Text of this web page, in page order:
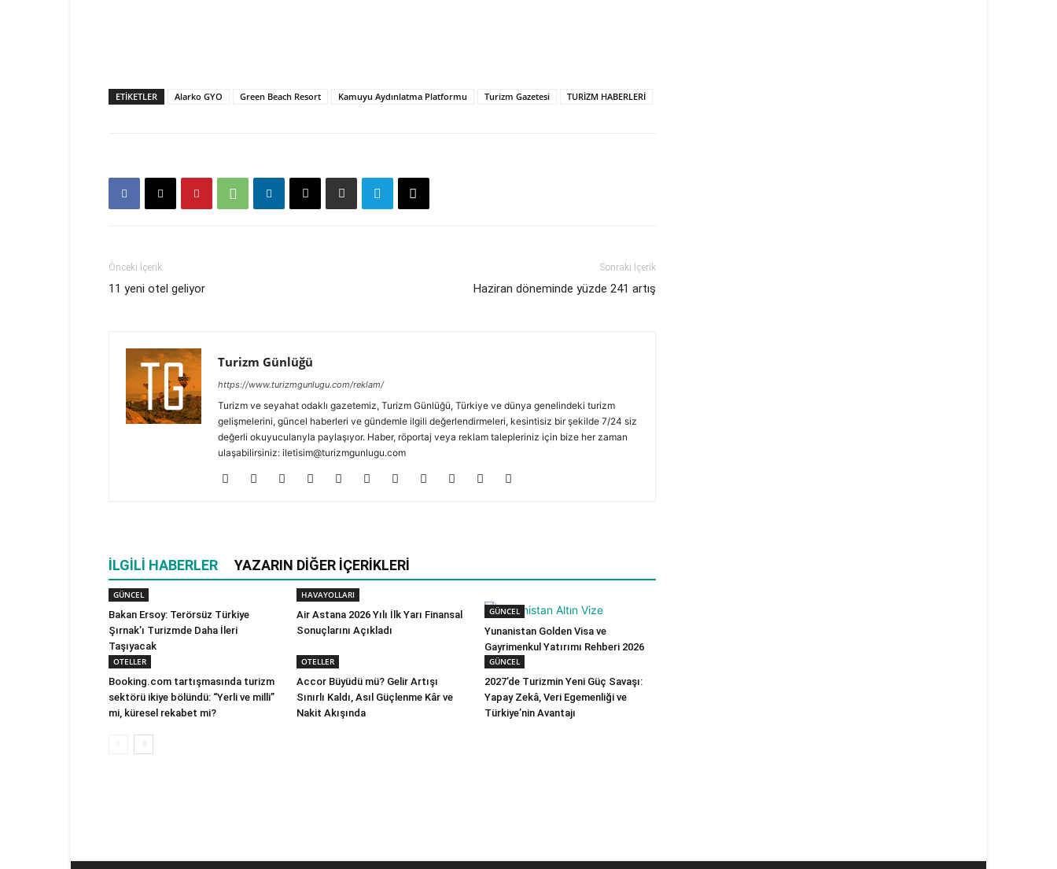
ETIKETLER Alarko GYO Green Beach Resort Kamuyu Aydınlatma Platformu Turizm Gazetesi TURİZM HABERLERİ
Önceki İçerik
11 yeni otel geliyor
Sonraki İçerik
Haziran döneminde yüzde 241 artış
Turizm Günlüğü
https://www.turizmgunlugu.com/reklam/
Turizm ve seyahat odaklı gazetemiz, Turizm Günlüğü, Türkiye ve dünya genelindeki turizm
gelişmelerini, güncel haberleri ve gündemle ilgili değerlendirmeleri, kesintisiz bir şekilde 7/24 siz
değerli okuyucularıyla paylaşıyor. Haber, röportaj veya reklam talepleriniz için bize her zaman
ulaşabilirsiniz: iletisim@turizmgunlugu.com
İLGILI HABERLER YAZARIN DIĞER İÇERIKLERI
GÜNCEL
Bakan Ersoy: Terörsüz Türkiye
Şırnak’ı Turizmde Daha İleri
Taşıyacak
HAVAYOLLARI
Air Astana 2026 Yılı İlk Yarı Finansal
Sonuçlarını Açıkladı
GÜNCEL
Yunanistan Golden Visa ve
Gayrimenkul Yatırımı Rehberi 2026
OTELLER
Booking.com tartışmasında turizm
sektörü ikiye bölündü: “Yerli ve milli”
mi, küresel rekabet mi?
OTELLER
Accor Büyüdü mü? Gelir Artışı
Sınırlı Kaldı, Asıl Güçlenme Kâr ve
Nakit Akışında
GÜNCEL
2027’de Turizmin Yeni Güç Savaşı:
Yapay Zekâ, Veri Egemenliği ve
Türkiye’nin Avantajı